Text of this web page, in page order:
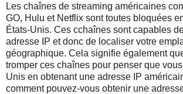
Les chaînes de streaming américaines
GO, Hulu et Netflix sont toutes bloquées
États-Unis. Ces cchaînes sont capables
adresse IP et donc de localiser votre
géographique. Cela signifie également
tromper ces chaînes pour penser que
Unis en obtenant une adresse IP
comment pouvez-vous obtenir une